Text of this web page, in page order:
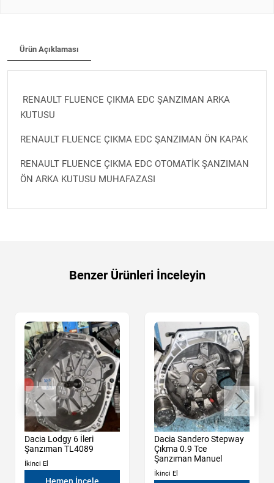
Ürün Açıklaması
RENAULT FLUENCE ÇIKMA EDC ŞANZIMAN ARKA
KUTUSU
RENAULT FLUENCE ÇIKMA EDC ŞANZIMAN ÖN KAPAK
RENAULT FLUENCE ÇIKMA EDC OTOMATİK ŞANZIMAN
ÖN ARKA KUTUSU MUHAFAZASI
Benzer Ürünleri İnceleyin
Dacia Lodgy 6 İleri
Şanzıman TL4089
İkinci El
Dacia Sandero Stepway
Çıkma 0.9 Tce
Şanzıman Manuel
İkinci El